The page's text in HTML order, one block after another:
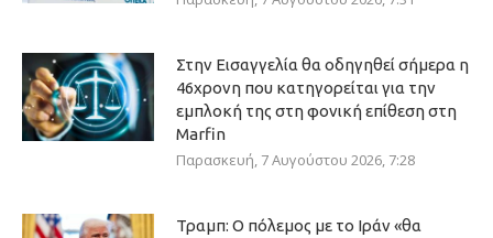
Στην Εισαγγελία θα οδηγηθεί σήμερα η
46χρονη που κατηγορείται για την
εμπλοκή της στη φονική επίθεση στη
Marfin
Παρασκευή, 7 Αυγούστου 2026, 7:28
Τραμπ: Ο πόλεμος με το Ιράν «θα